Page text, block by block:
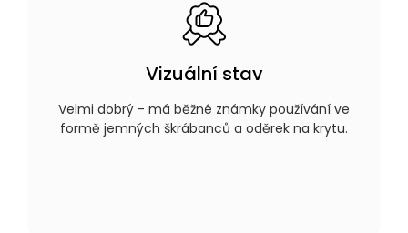
Vizuální stav
Velmi dobrý - má běžné známky používání ve
formě jemných škrábanců a oděrek na krytu.